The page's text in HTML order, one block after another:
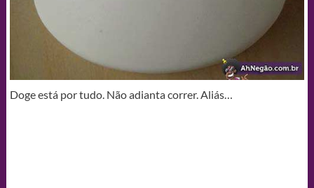
Doge está por tudo. Não adianta correr. Aliás…